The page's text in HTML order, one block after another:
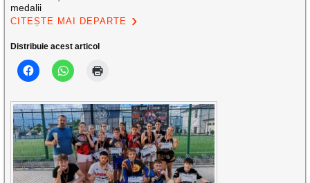
medalii
CITEȘTE MAI DEPARTE
Distribuie acest articol